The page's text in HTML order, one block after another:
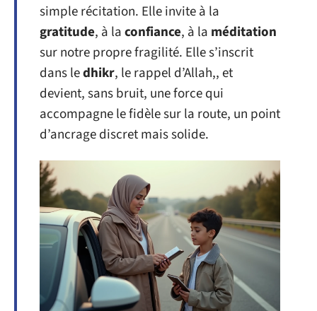
simple récitation. Elle invite à la
gratitude, à laconfiance, à la méditation
sur notre propre fragilité. Elle s’inscrit
dans ledhikr, le rappel d’Allah,, et
devient, sans bruit, une force qui
accompagne le fidèle sur la route, un point
d’ancrage discret mais solide.